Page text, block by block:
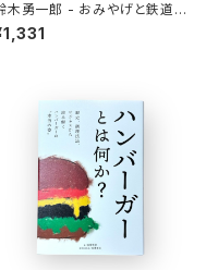
木勇一郎 - おみやげと鉄道
名物」が語る日本近代史